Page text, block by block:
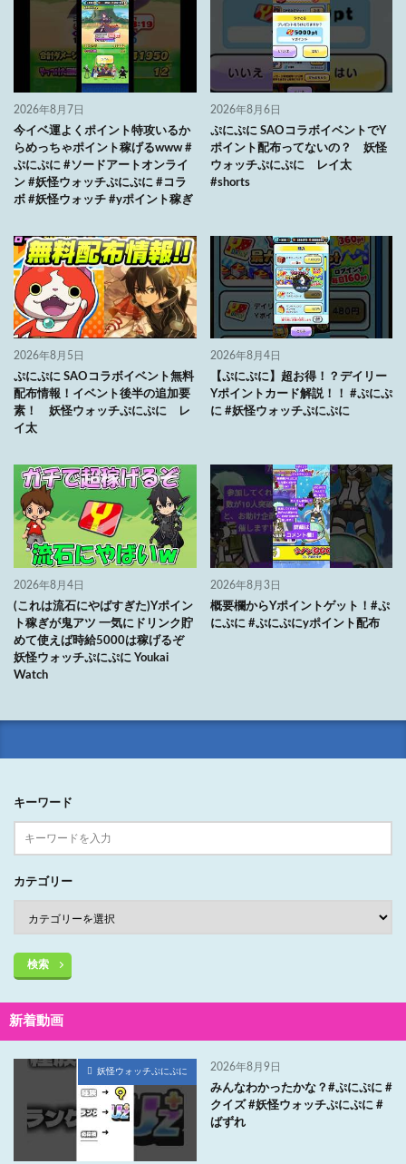
2026年8月7日
今イベ運よくポイント特攻いるか
らめっちゃポイント稼げるwww #
ぷにぷに #ソードアートオンライ
ン #妖怪ウォッチぷにぷに #コラ
ボ #妖怪ウォッチ #yポイント稼ぎ
2026年8月6日
ぷにぷに SAOコラボイベントでY
ポイント配布ってないの？ 妖怪
ウォッチぷにぷに レイ太
#shorts
2026年8月5日
ぷにぷに SAOコラボイベント無料
配布情報！イベント後半の追加要
素！ 妖怪ウォッチぷにぷに レ
イ太
2026年8月4日
【ぷにぷに】超お得！？デイリー
Yポイントカード解説！！ #ぷにぷ
に #妖怪ウォッチぷにぷに
2026年8月4日
(これは流石にやばすぎた)Yポイン
ト稼ぎが鬼アツ 一気にドリンク貯
めて使えば時給5000は稼げるぞ
妖怪ウォッチぷにぷに Youkai
Watch
2026年8月3日
概要欄からYポイントゲット！#ぷ
にぷに #ぷにぷにyポイント配布
キーワード
カテゴリー
検索
新着動画
妖怪ウォッチぷにぷに 2026年8月9日
みんなわかったかな？#ぷにぷに #
クイズ #妖怪ウォッチぷにぷに #
ばずれ